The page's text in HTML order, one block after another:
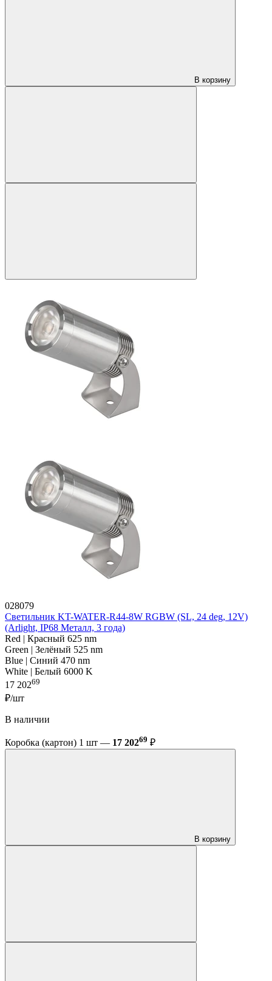
В корзину
028079
Светильник KT-WATER-R44-8W RGBW (SL, 24 deg, 12V)
(Arlight, IP68 Металл, 3 года)
Red | Красный 625 nm
Green | Зелёный 525 nm
Blue | Синий 470 nm
White | Белый 6000 K
17 20269
₽/шт
В наличии
Коробка (картон) 1 шт — 17 20269 ₽
В корзину